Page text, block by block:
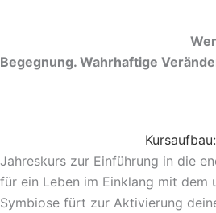
Wenige
Begegnung. Wahrhaftige
Kursaufbau:
Jahreskurs zur Einführung in die
für ein Leben im Einklang mit dem
Symbiose fürt zur Aktivierung